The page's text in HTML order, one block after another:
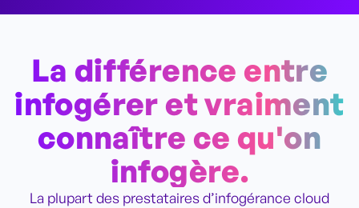
La différence entre
infogérer et vraiment
connaître ce qu'on
infogère.
La plupart des prestataires d’infogérance cloud